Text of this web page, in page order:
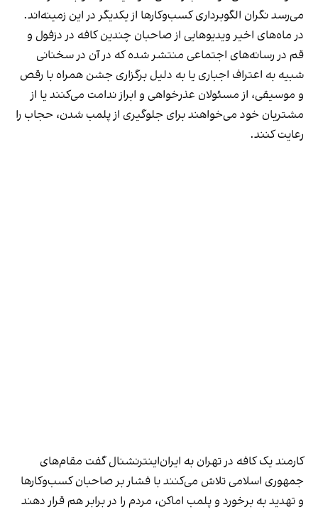
می‌رسد نگران الگوبرداری کسب‌وکارها از یکدیگر در این زمینه‌اند.
در ماه‌های اخیر ویدیوهایی از صاحبان چندین کافه در دزفول و
قم در رسانه‌های اجتماعی منتشر شده که در آن در سخنانی
شبیه به اعتراف اجباری یا به دلیل برگزاری جشن همراه با رقص
و موسیقی، از مسئولان عذرخواهی و ابراز ندامت می‌کنند یا از
مشتریان خود می‌خواهند برای جلوگیری از پلمب شدن، حجاب را
رعایت کنند.
کارمند یک کافه در تهران به ایران‌اینترنشنال گفت مقام‌های
جمهوری اسلامی تلاش می‌کنند با فشار بر صاحبان کسب‌وکارها
و تهدید به برخورد و پلمب اماکن، مردم را در برابر هم قرار دهند